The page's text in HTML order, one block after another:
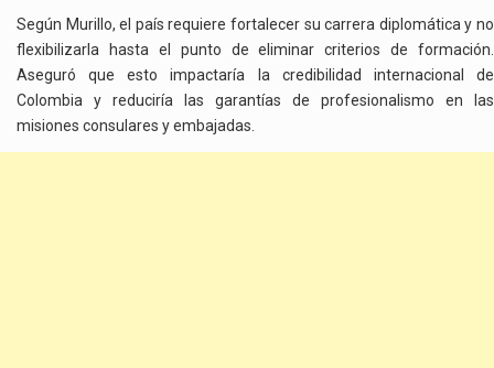
Según Murillo, el país requiere fortalecer su carrera diplomática y no
flexibilizarla hasta el punto de eliminar criterios de formación.
Aseguró que esto impactaría la credibilidad internacional de
Colombia y reduciría las garantías de profesionalismo en las
misiones consulares y embajadas.